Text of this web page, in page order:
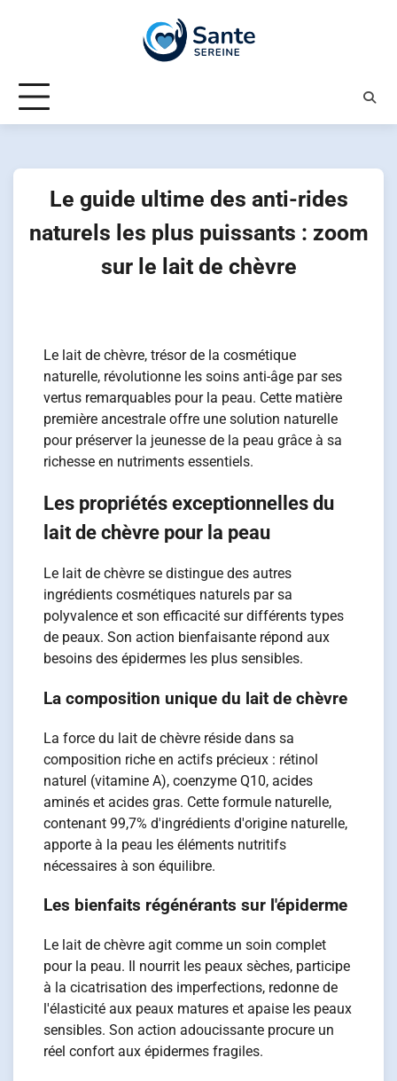
Le guide ultime des anti-rides
naturels les plus puissants : zoom
sur le lait de chèvre
Le lait de chèvre, trésor de la cosmétique
naturelle, révolutionne les soins anti-âge par ses
vertus remarquables pour la peau. Cette matière
première ancestrale offre une solution naturelle
pour préserver la jeunesse de la peau grâce à sa
richesse en nutriments essentiels.
Les propriétés exceptionnelles du
lait de chèvre pour la peau
Le lait de chèvre se distingue des autres
ingrédients cosmétiques naturels par sa
polyvalence et son efficacité sur différents types
de peaux. Son action bienfaisante répond aux
besoins des épidermes les plus sensibles.
La composition unique du lait de chèvre
La force du lait de chèvre réside dans sa
composition riche en actifs précieux : rétinol
naturel (vitamine A), coenzyme Q10, acides
aminés et acides gras. Cette formule naturelle,
contenant 99,7% d'ingrédients d'origine naturelle,
apporte à la peau les éléments nutritifs
nécessaires à son équilibre.
Les bienfaits régénérants sur l'épiderme
Le lait de chèvre agit comme un soin complet
pour la peau. Il nourrit les peaux sèches, participe
à la cicatrisation des imperfections, redonne de
l'élasticité aux peaux matures et apaise les peaux
sensibles. Son action adoucissante procure un
réel confort aux épidermes fragiles.